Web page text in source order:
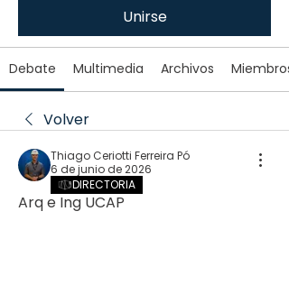
Unirse
Debate Multimedia Archivos Miembros
Volver
Thiago Ceriotti Ferreira Pó
6 de junio de 2026
DIRECTORIA
Arq e Ing UCAP